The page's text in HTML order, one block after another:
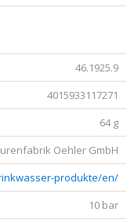
46.1925.9
4015933117271
64 g
Oehler GmbH
produkte/en/
10 bar